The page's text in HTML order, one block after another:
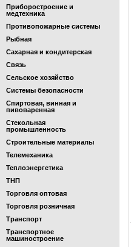
Приборостроение и
медтехника
Противопожарные системы
Рыбная
Сахарная и кондитерская
Связь
Сельское хозяйство
Системы безопасности
Спиртовая, винная и
пивоваренная
Стекольная
промышленность
Строительные материалы
Телемеханика
Теплоэнергетика
ТНП
Торговля оптовая
Торговля розничная
Транспорт
Транспортное
машиностроение